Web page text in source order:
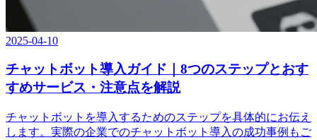
2025-04-10
チャットボット導入ガイド｜8つのステップとおす
すめサービス・注意点を解説
チャットボットを導入するためのステップを具体的にお伝え
します。実際の企業でのチャットボット導入の成功事例もご